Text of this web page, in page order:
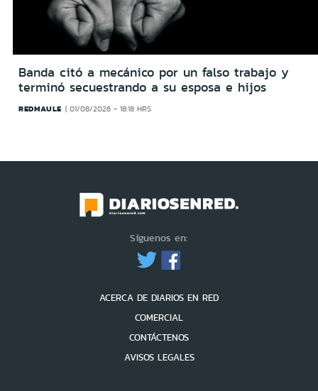
Banda citó a mecánico por un falso trabajo y
terminó secuestrando a su esposa e hijos
REDMAULE 01/08/2026 - 18:18 HRS
Síguenos en:
ACERCA DE DIARIOS EN RED
COMERCIAL
CONTÁCTENOS
AVISOS LEGALES